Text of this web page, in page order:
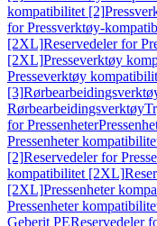
kompatibilitet [2]
for Pressverktøy-
[2XL]Reservedeler for
[2XL]Presseverktøy
Presseverktøy
[3]
Rørbearbeidingsverktøy
for Pressenheter
Pressenheter
[2]Reservedeler for
kompatibilitet [2XL]
[2XL]Pressenheter
Pressenheter
Geberit PEReservedeler